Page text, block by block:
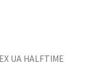
UA HALFTIME